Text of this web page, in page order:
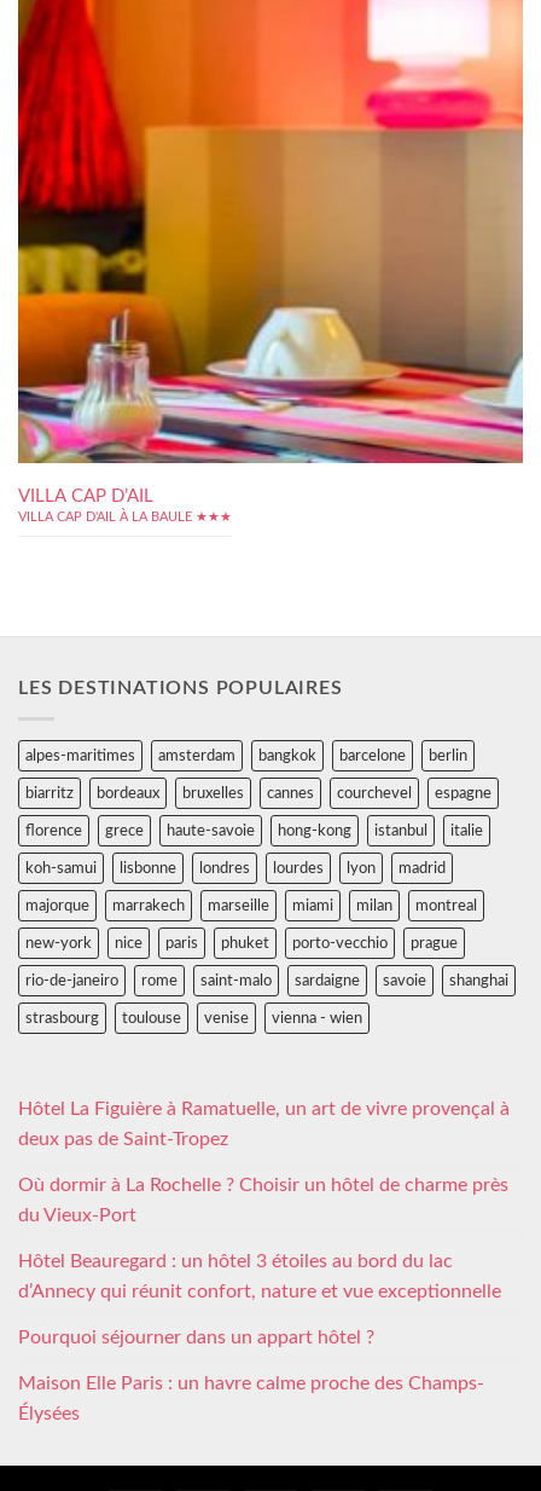
VILLA CAP D’AIL
VILLA CAP D'AIL À LA BAULE ★★★
LES DESTINATIONS POPULAIRES
alpes-maritimes amsterdam bangkok barcelone berlin
biarritz bordeaux bruxelles cannes courchevel espagne
florence grece haute-savoie hong-kong istanbul italie
koh-samui lisbonne londres lourdes lyon madrid
majorque marrakech marseille miami milan montreal
new-york nice paris phuket porto-vecchio prague
rio-de-janeiro rome saint-malo sardaigne savoie shanghai
strasbourg toulouse venise vienna - wien
Hôtel La Figuière à Ramatuelle, un art de vivre provençal à
deux pas de Saint-Tropez
Où dormir à La Rochelle ? Choisir un hôtel de charme près
du Vieux-Port
Hôtel Beauregard : un hôtel 3 étoiles au bord du lac
d’Annecy qui réunit confort, nature et vue exceptionnelle
Pourquoi séjourner dans un appart hôtel ?
Maison Elle Paris : un havre calme proche des Champs-
Élysées